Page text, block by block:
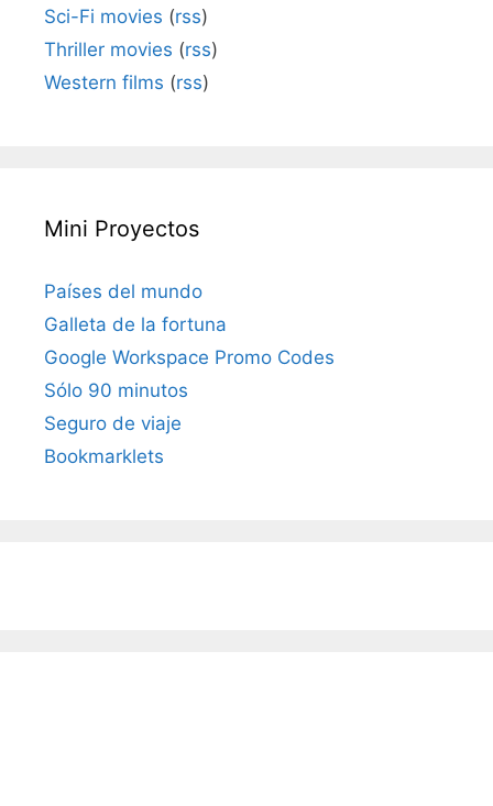
Sci-Fi movies (rss)
Thriller movies (rss)
Western films (rss)
Mini Proyectos
Países del mundo
Galleta de la fortuna
Google Workspace Promo Codes
Sólo 90 minutos
Seguro de viaje
Bookmarklets